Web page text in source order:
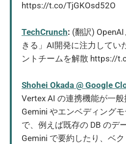
https://t.co/TjGKOsd52O
TechCrunch: (翻訳)
きる」AI開発に注力してい
ントチームを解散 https://
Shohei Okada @ Google
Vertex AI の連携機能が一
Gemini やエンベディング
で、例えば既存の DB のデ
Gemini で要約したり、ベ